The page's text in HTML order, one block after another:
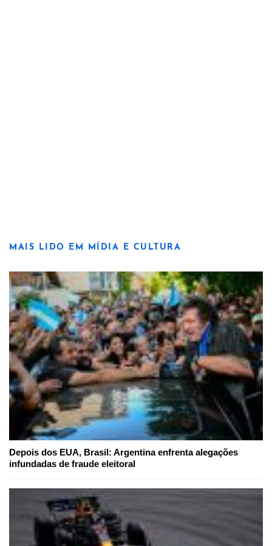
MAIS LIDO EM MÍDIA E CULTURA
Depois dos EUA, Brasil: Argentina enfrenta alegações
infundadas de fraude eleitoral